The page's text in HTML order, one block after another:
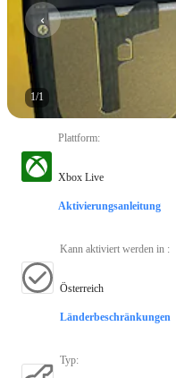
1/1
Plattform:
Xbox Live
Aktivierungsanleitung
Kann aktiviert werden in :
Österreich
Länderbeschränkungen
Typ: